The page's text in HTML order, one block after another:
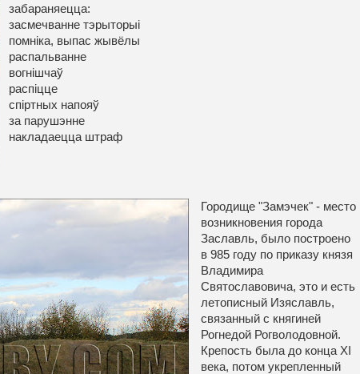
забараняецца:
засмечванне тэрыторыі
помніка, выпас жывёлы
распальванне
вогнішчаў
распіцце
спіртных напояў
за парушэнне
накладаецца штраф
Городище "Замэчек" - место
возникновения города
Заславль, было построено
в 985 году по приказу князя
Владимира
Святославовича, это и есть
летописный Изяславль,
связанный с княгиней
Рогнедой Рогволодовной.
Крепость была до конца XI
века, потом укрепленный